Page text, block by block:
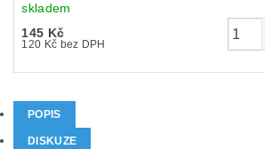
skladem
145 Kč
120 Kč bez DPH
POPIS
DISKUZE